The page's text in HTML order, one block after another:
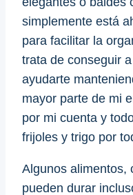
simplemente está
para facilitar la
trata de conseguir
ayudarte
mayor parte de mi
por mi cuenta y
frijoles y trigo por
Algunos alimentos,
pueden durar